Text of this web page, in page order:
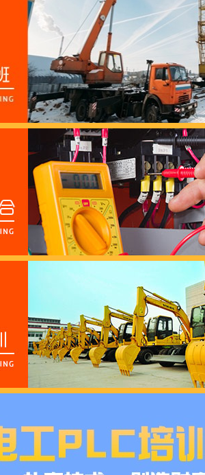
浓浓端午情，欢乐“粽
这个春天，以爱之名，
养老护理员培训——提
十二月：保持热爱，成
跟“emo”说拜拜！
浓浓端午情，欢乐“粽
这个春天，以爱之名，